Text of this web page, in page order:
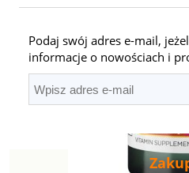
Podaj swój adres e-mail,
informacje o nowościach i